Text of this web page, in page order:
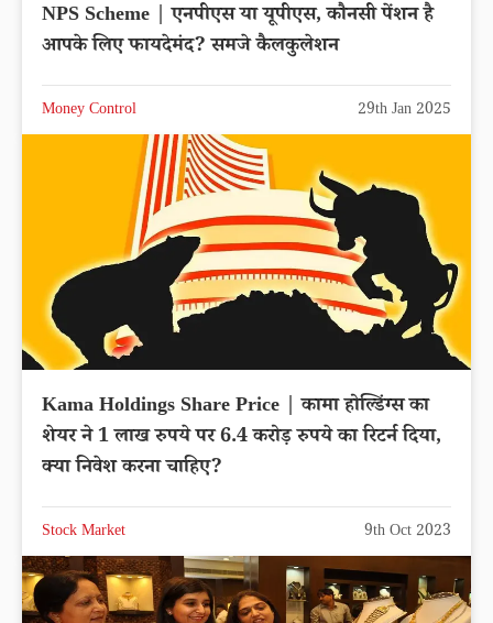
NPS Scheme | एनपीएस या यूपीएस, कौनसी पेंशन है
आपके लिए फायदेमंद? समजे कैलकुलेशन
Money Control 29th Jan 2025
Kama Holdings Share Price | कामा होल्डिंग्स का
शेयर ने 1 लाख रुपये पर 6.4 करोड़ रुपये का रिटर्न दिया,
क्या निवेश करना चाहिए?
Stock Market 9th Oct 2023